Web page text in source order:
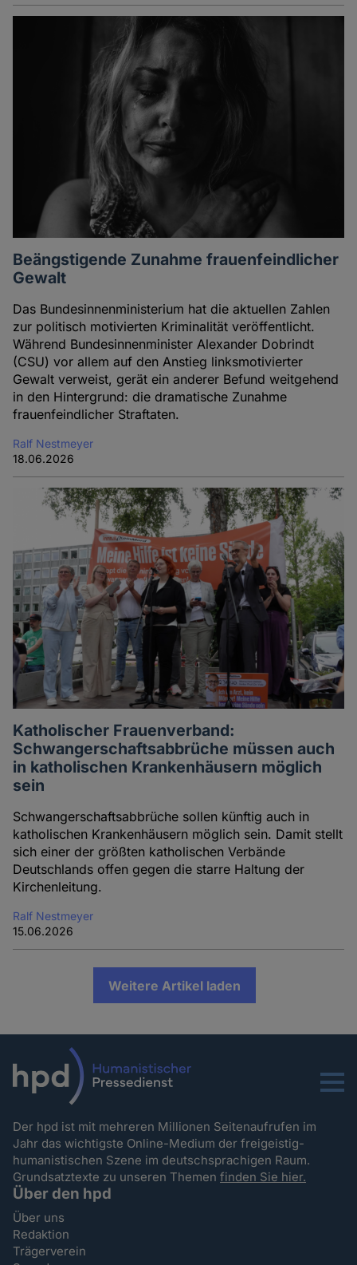
Beängstigende Zunahme frauenfeindlicher
Gewalt
Das Bundesinnenministerium hat die aktuellen Zahlen
zur politisch motivierten Kriminalität veröffentlicht.
Während Bundesinnenminister Alexander Dobrindt
(CSU) vor allem auf den Anstieg linksmotivierter
Gewalt verweist, gerät ein anderer Befund weitgehend
in den Hintergrund: die dramatische Zunahme
frauenfeindlicher Straftaten.
Ralf Nestmeyer
18.06.2026
Katholischer Frauenverband:
Schwangerschaftsabbrüche müssen auch
in katholischen Krankenhäusern möglich
sein
Schwangerschaftsabbrüche sollen künftig auch in
katholischen Krankenhäusern möglich sein. Damit stellt
sich einer der größten katholischen Verbände
Deutschlands offen gegen die starre Haltung der
Kirchenleitung.
Ralf Nestmeyer
15.06.2026
Weitere Artikel laden
Menu
Der hpd ist mit mehreren Millionen Seitenaufrufen im
Jahr das wichtigste Online-Medium der freigeistig-
humanistischen Szene im deutschsprachigen Raum.
Grundsatztexte zu unseren Themenfinden Sie hier.
Über den hpd
Über uns
Redaktion
Trägerverein